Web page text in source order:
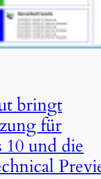
bringt
für
und die